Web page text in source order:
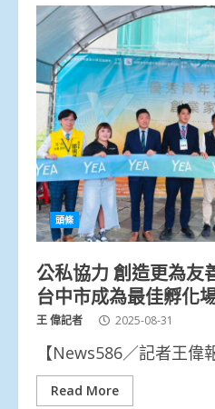
頭條
公私協力 創造更為友
台中市成為最佳孵化
王 偉記者 2025-08-31
【News586／記者王偉
Read More